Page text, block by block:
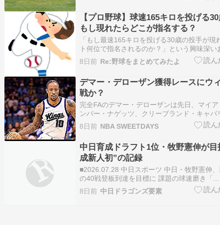
【プロ野球】球速165キロを投げる
もし現れたらどこが指名する？
「もし最速165キロを投げる30歳の投手が現
ト何位で指名されるのか？」という興味深
なんJ民の間で熱い議論が交わされました！
れまでの経歴、さらには「なろう小説みたい
てい…
8日前 Re:野球をまとめてみたよ
デマー・デローザン獲得レースにウ
戦か？
完全FAのデマー・デローザンは先日、マイ
ンバー・ナゲッツ、クリーブランド・キャバ
心を持たれていると報じられた。 だが、さ
ローザン獲得レースに加わった模様。
8日前 NBA SWEETDAYS
中日育成ドラフト1位・牧野憲伸が
成新人初”の記録
■2026.07.28 中日スポーツ 中日・牧野憲伸
の40戦登板到達を目標に 課題の球速磨き「...
8日前 中日ドラゴンズ要素